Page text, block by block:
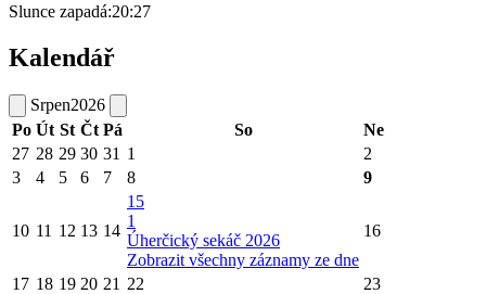
Slunce zapadá:20:27
Kalendář
Srpen2026
Po Út St Čt Pá So
Ne
27 28 29 30 31 1
2
3
4 5 6 7 8 9
10 11 12 13 14
15
1
Úherčický sekáč 2026
Zobrazit všechny záznamy ze dne
16
17 18 19 20 21 22
23